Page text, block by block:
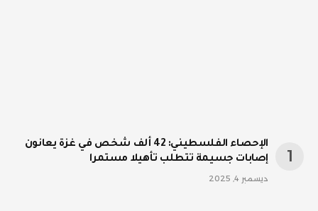
الإحصاء الفلسطيني: 42 ألف شخص في غزة يعانون
إصابات جسيمة تتطلب تأهيلا مستمرا
ديسمبر 4, 2025